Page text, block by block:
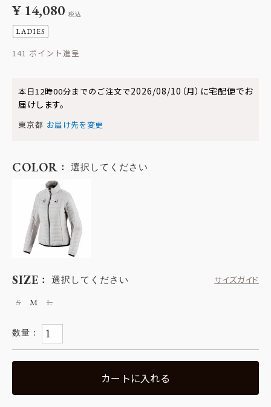
¥ 14,080 税込
LADIES
141
本日12時00分までのご注文で2026/08/10（月） に宅配便でお
届けします。
東京都 お届け先を変更
SIZE 選択してください
サイズガイド
S
M L
COLOR 選択してください
カートに入れる